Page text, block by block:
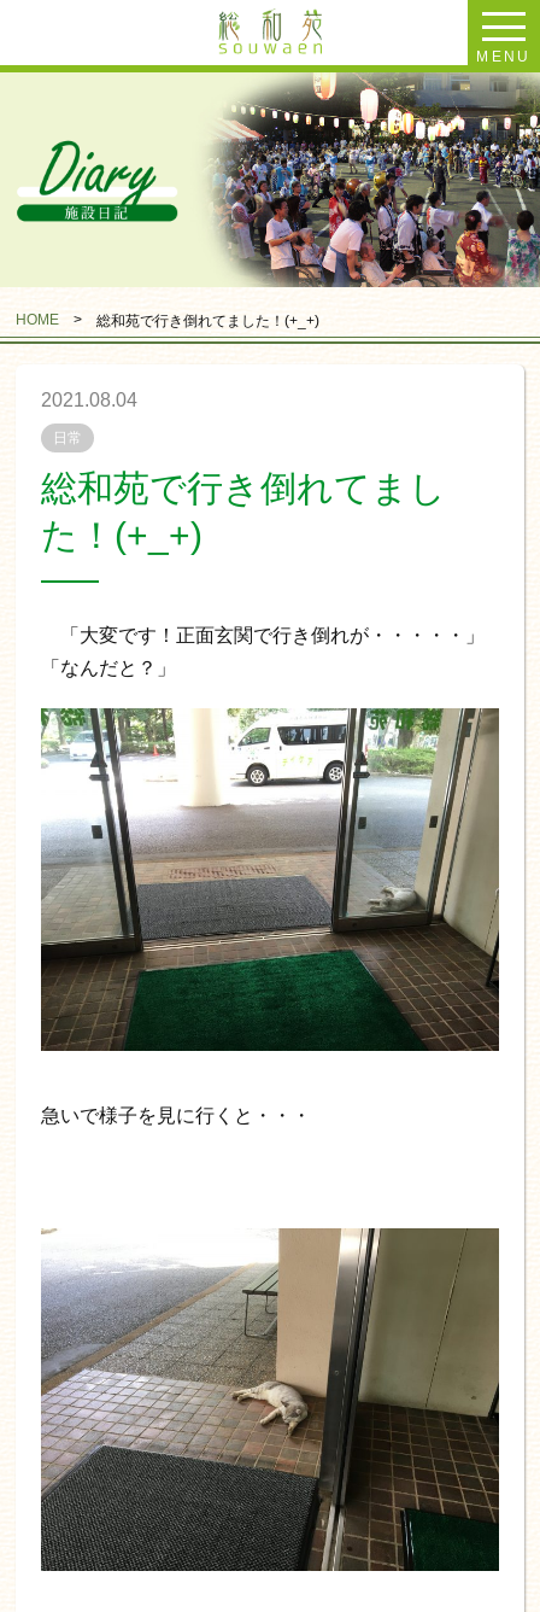
MENU
HOME >総和苑で行き倒れてました！(+_+)
2021.08.04
日常
総和苑で行き倒れてまし
た！(+_+)
「大変です！正面玄関で行き倒れが・・・・・」
「なんだと？」
急いで様子を見に行くと・・・